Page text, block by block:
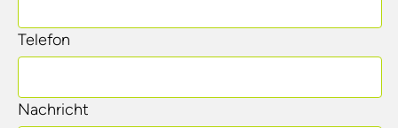
Telefon
Nachricht